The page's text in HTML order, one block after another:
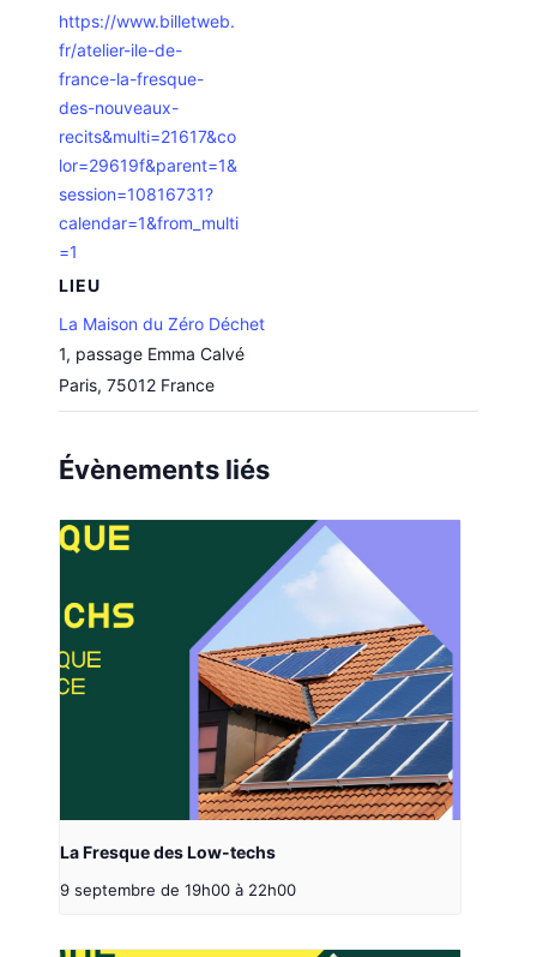
https://www.billetweb.
fr/atelier-ile-de-
france-la-fresque-
des-nouveaux-
recits&multi=21617&co
lor=29619f&parent=1&
session=10816731?
calendar=1&from_multi
=1
LIEU
La Maison du Zéro Déchet
1, passage Emma Calvé
Paris, 75012 France
Évènements liés
La Fresque des Low-techs
9 septembre de 19h00 à 22h00